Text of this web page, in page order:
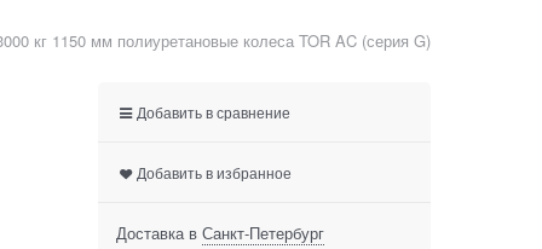
кг 1150 мм полиуретановые колеса TOR AC (серия G)
Добавить в сравнение
Добавить в избранное
Доставка в Санкт-Петербург